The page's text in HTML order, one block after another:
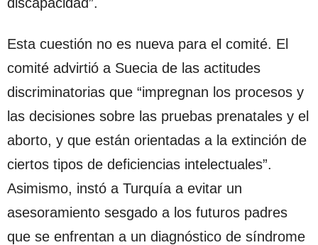
Esta cuestión no es nueva para el comité. El
comité advirtió a Suecia de las actitudes
discriminatorias que “impregnan los procesos y
las decisiones sobre las pruebas prenatales y el
aborto, y que están orientadas a la extinción de
ciertos tipos de deficiencias intelectuales”.
Asimismo, instó a Turquía a evitar un
asesoramiento sesgado a los futuros padres
que se enfrentan a un diagnóstico de síndrome